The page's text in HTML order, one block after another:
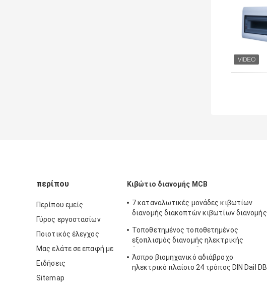
περίπου
Περίπου εμείς
Γύρος εργοστασίων
Ποιοτικός έλεγχος
Μας ελάτε σε επαφή με
Ειδήσεις
Sitemap
Κιβώτιο διανομής MCB
7 καταναλωτικές μονάδες κιβωτίων
διανομής διακοπτών κιβωτίων διανομής
Τοποθετημένος τοποθετημένος
εξοπλισμός διανομής ηλεκτρικής
περίφραξη μετάλλων
Άσπρο βιομηχανικό αδιάβροχο
ηλεκτρικό πλαίσιο 24 τρόπος DIN Dail DB